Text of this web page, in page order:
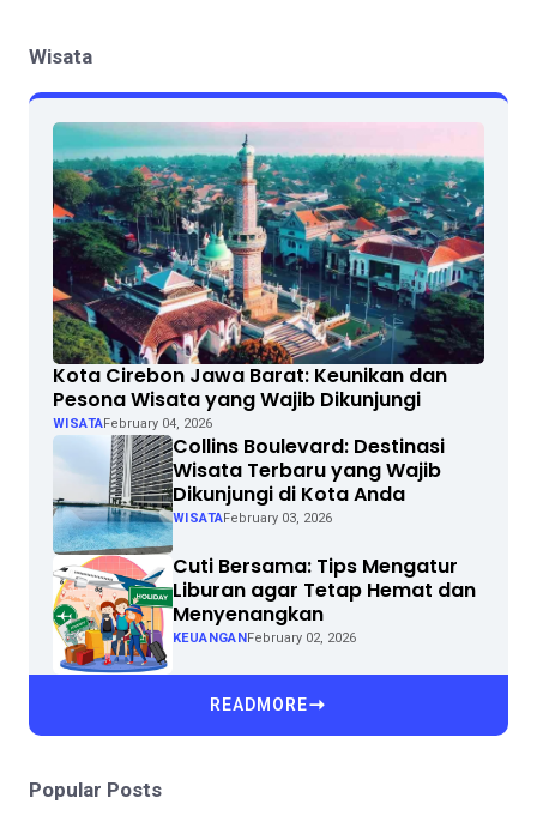
Wisata
Kota Cirebon Jawa Barat: Keunikan dan
Pesona Wisata yang Wajib Dikunjungi
WISATAFebruary 04, 2026
Collins Boulevard: Destinasi
Wisata Terbaru yang Wajib
Dikunjungi di Kota Anda
WISATAFebruary 03, 2026
Cuti Bersama: Tips Mengatur
Liburan agar Tetap Hemat dan
Menyenangkan
KEUANGAN February 02, 2026
READMORE
Popular Posts